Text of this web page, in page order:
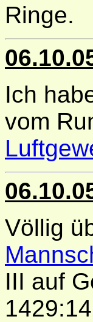
Ringe.
Ich
vom
Völlig
III auf